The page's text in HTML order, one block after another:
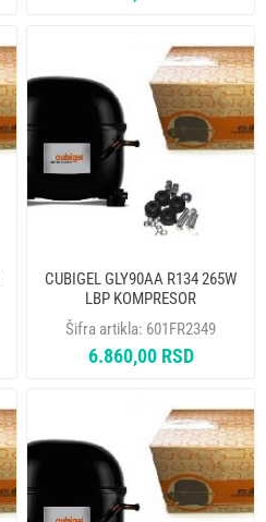
CUBIGEL GLY90AA R134 265W
LBP KOMPRESOR
Šifra artikla: 601FR2349
6.860,00 RSD